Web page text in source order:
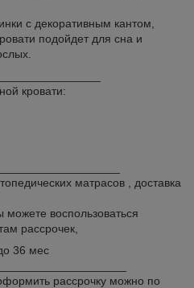
с декоративным кантом,
подойдет для сна и
кровати:
матрасов , доставка
воспользоваться
рассрочек,
36 мес
рассрочку можно по